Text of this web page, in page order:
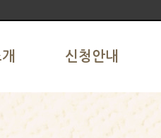
신청안내